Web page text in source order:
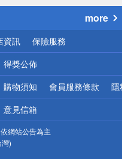
more
資訊 保險服務
得獎公佈
購物須知 會員服務條款 隱
意見信箱
網站公告為主
)